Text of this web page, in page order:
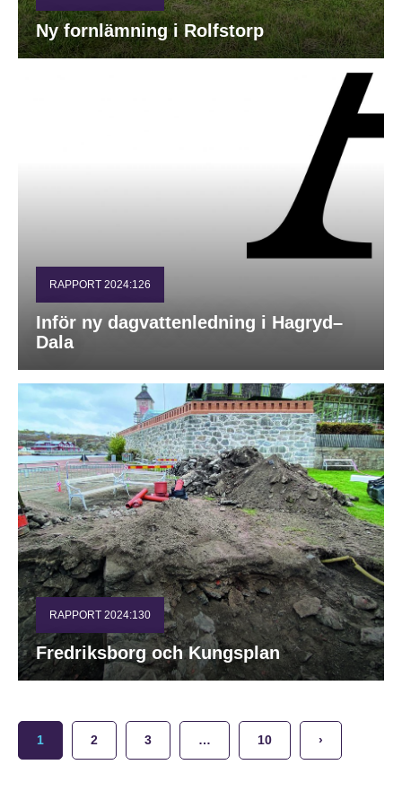
Ny fornlämning i Rolfstorp
RAPPORT 2024:126
Inför ny dagvattenledning i Hagryd–
Dala
RAPPORT 2024:130
Fredriksborg och Kungsplan
1 2 3 … 10 ›